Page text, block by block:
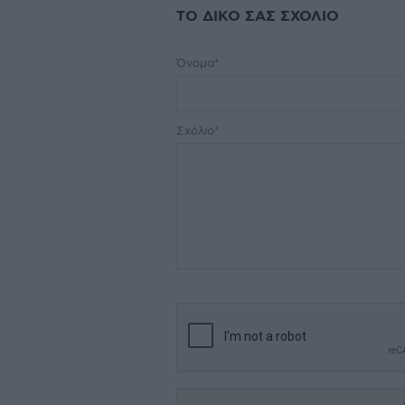
ΤΟ ΔΙΚΟ ΣΑΣ ΣΧΟΛΙΟ
Όνομα*
Σχόλιο*